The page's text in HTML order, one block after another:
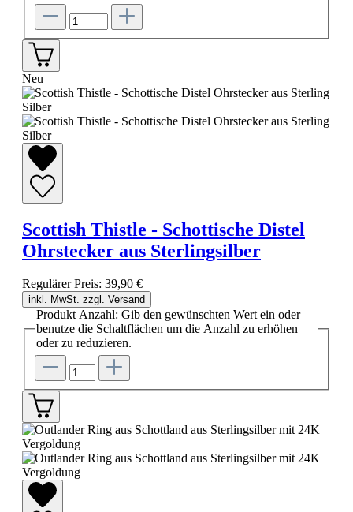
Neu
Scottish Thistle - Schottische Distel
Ohrstecker aus Sterlingsilber
Regulärer Preis: 39,90 €
inkl. MwSt. zzgl. Versand
Produkt Anzahl: Gib den gewünschten Wert ein oder
benutze die Schaltflächen um die Anzahl zu erhöhen
oder zu reduzieren.